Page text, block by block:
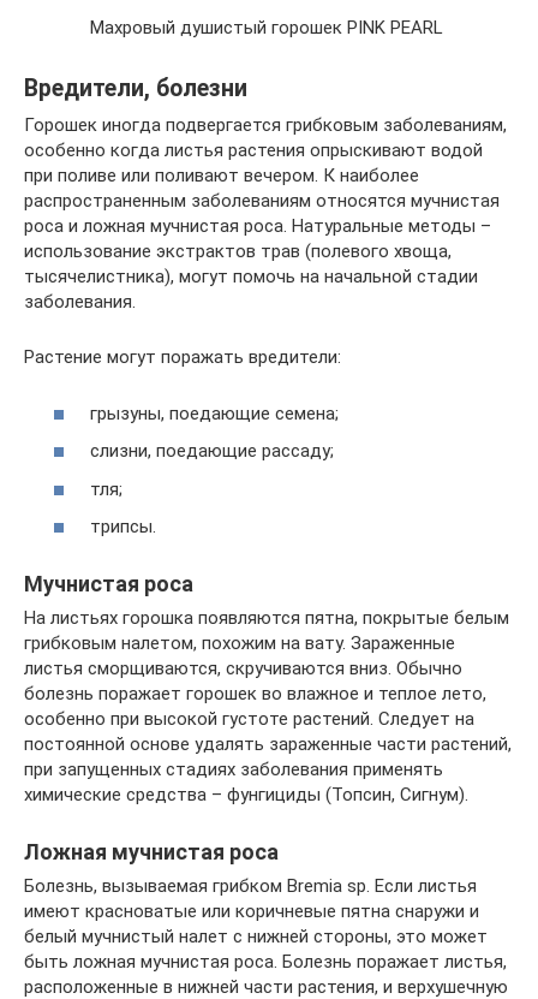
Махровый душистый горошек PINK PEARL
Вредители, болезни
Горошек иногда подвергается грибковым заболеваниям,
особенно когда листья растения опрыскивают водой
при поливе или поливают вечером. К наиболее
распространенным заболеваниям относятся мучнистая
роса и ложная мучнистая роса. Натуральные методы –
использование экстрактов трав (полевого хвоща,
тысячелистника), могут помочь на начальной стадии
заболевания.
Растение могут поражать вредители:
грызуны, поедающие семена;
слизни, поедающие рассаду;
тля;
трипсы.
Мучнистая роса
На листьях горошка появляются пятна, покрытые белым
грибковым налетом, похожим на вату. Зараженные
листья сморщиваются, скручиваются вниз. Обычно
болезнь поражает горошек во влажное и теплое лето,
особенно при высокой густоте растений. Следует на
постоянной основе удалять зараженные части растений,
при запущенных стадиях заболевания применять
химические средства – фунгициды (Топсин, Сигнум).
Ложная мучнистая роса
Болезнь, вызываемая грибком Bremia sp. Если листья
имеют красноватые или коричневые пятна снаружи и
белый мучнистый налет с нижней стороны, это может
быть ложная мучнистая роса. Болезнь поражает листья,
расположенные в нижней части растения, и верхушечную